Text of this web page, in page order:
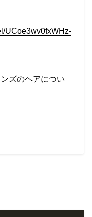
UCoe3wv0fxWHz-
ズのヘアについ